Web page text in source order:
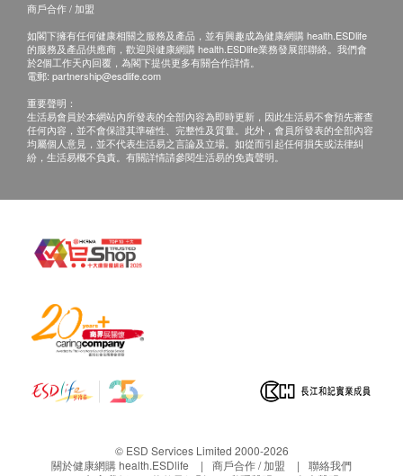
商戶合作 / 加盟
如閣下擁有任何健康相關之服務及產品，並有興趣成為健康網購 health.ESDlife
的服務及產品供應商，歡迎與健康網購 health.ESDlife業務發展部聯絡。我們會
於2個工作天內回覆，為閣下提供更多有關合作詳情。
電郵: partnership@esdlife.com
重要聲明：
生活易會員於本網站內所發表的全部內容為即時更新，因此生活易不會預先審查
任何內容，並不會保證其準確性、完整性及質量。此外，會員所發表的全部內容
均屬個人意見，並不代表生活易之言論及立場。如從而引起任何損失或法律糾
紛，生活易概不負責。有關詳情請參閱生活易的免責聲明。
© ESD Services Limited 2000-2026
關於健康網購 health.ESDlife
商戶合作 / 加盟
聯絡我們